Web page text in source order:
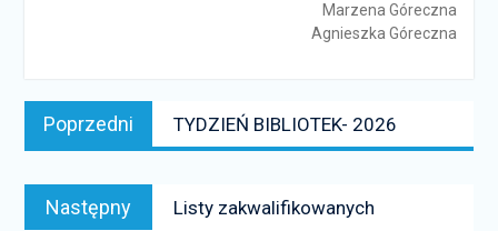
Marzena Góreczna
Agnieszka Góreczna
Nawigacja
wpisu
Poprzedni
Poprzedni
news:
TYDZIEŃ BIBLIOTEK- 2026
Następny
news:
Listy zakwalifikowanych